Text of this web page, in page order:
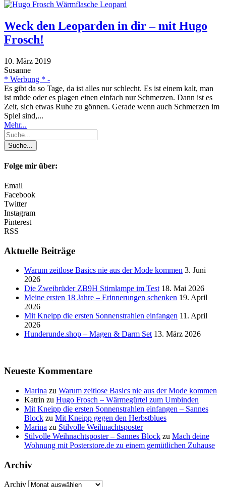
Weck den Leoparden in dir – mit Hugo
Frosch!
10. März 2019
Susanne
* Werbung * -
Es gibt da so Tage, da ist alles nur schlecht. Es ist einem kalt, man
ist müde oder es plagen einen einfach nur Schmerzen. Dann ist es
Zeit, sich etwas Ruhe zu gönnen. Gerade wenn auch Schmerzen im
Spiel sind,...
Mehr...
Folge mir über:
Email
Facebook
Twitter
Instagram
Pinterest
RSS
Aktuelle Beiträge
Warum zeitlose Basics nie aus der Mode kommen 3. Juni
2026
Die Zweibrüder ZB9H Stirnlampe im Test 18. Mai 2026
Meine ersten 18 Jahre – Erinnerungen schenken 19. April
2026
Mit Kneipp die ersten Sonnenstrahlen einfangen 11. April
2026
Hunderunde.shop – Magen & Darm Set 13. März 2026
Neueste Kommentare
Marina zu Warum zeitlose Basics nie aus der Mode kommen
Katrin zu Hugo Frosch – Wärmegürtel zum Umbinden
Mit Kneipp die ersten Sonnenstrahlen einfangen – Sannes
Block zu Mit Kneipp gegen den Herbstblues
Marina zu Stilvolle Weihnachtsposter
Stilvolle Weihnachtsposter – Sannes Block zu Mach deine
Wohnung mit Posterstore.de zu einem gemütlichen Zuhause
Archiv
Archiv